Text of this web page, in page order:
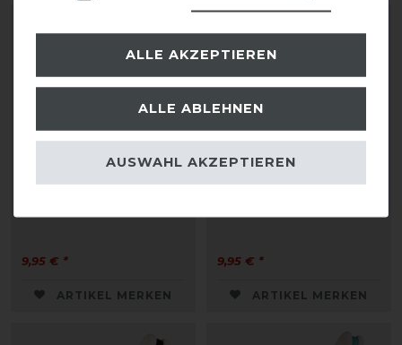
9,95 € *
ARTIKEL MERKEN
9,95 € *
ARTIKEL MERKEN
ALLE AKZEPTIEREN
ALLE ABLEHNEN
AUSWAHL AKZEPTIEREN